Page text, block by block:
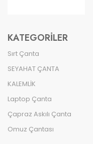
KATEGORILER
Sırt Çanta
SEYAHAT ÇANTA
KALEMLİK
Laptop Çanta
Çapraz Askılı Çanta
Omuz Çantası